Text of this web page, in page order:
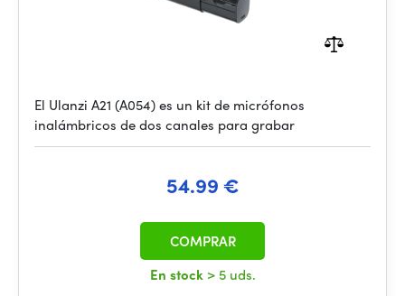
El Ulanzi A21 (A054) es un kit de micrófonos
inalámbricos de dos canales para grabar
54.99 €
En stock > 5 uds.
COMPRAR